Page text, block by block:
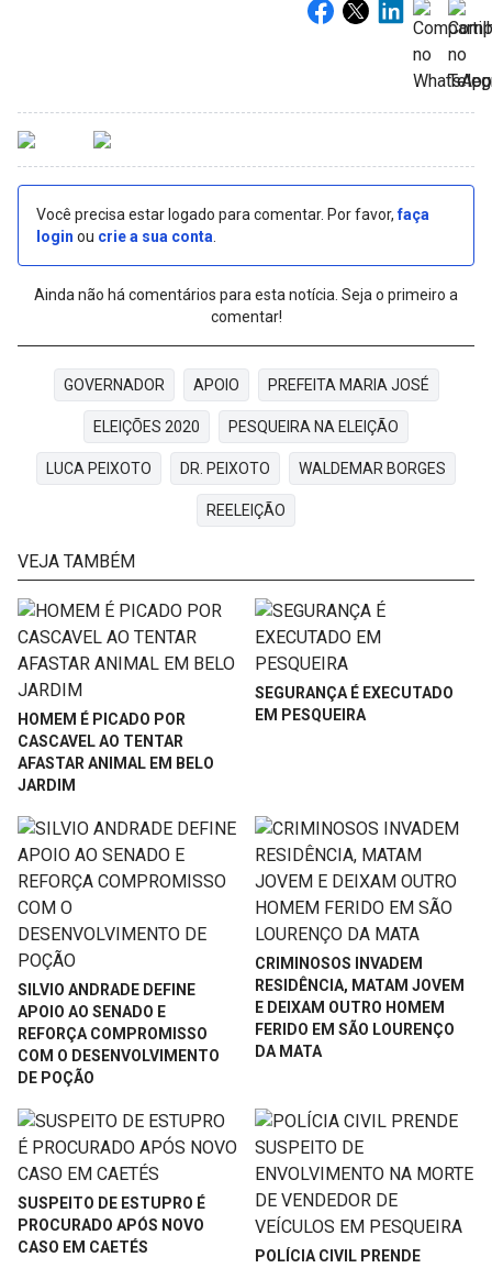
Você precisa estar logado para comentar. Por favor,faça
login ou crie a sua conta
Ainda não há comentários para esta notícia. Seja o primeiro a
comentar!
GOVERNADOR APOIO PREFEITA MARIA JOSÉ
ELEIÇÕES 2020 PESQUEIRA NA ELEIÇÃO
LUCA PEIXOTO DR. PEIXOTO WALDEMAR BORGES
REELEIÇÃO
VEJA TAMBÉM
HOMEM É PICADO POR
CASCAVEL AO TENTAR
AFASTAR ANIMAL EM BELO
JARDIM
SEGURANÇA É EXECUTADO
EM PESQUEIRA
SILVIO ANDRADE DEFINE
APOIO AO SENADO E
REFORÇA COMPROMISSO
COM O DESENVOLVIMENTO
DE POÇÃO
CRIMINOSOS INVADEM
RESIDÊNCIA, MATAM JOVEM
E DEIXAM OUTRO HOMEM
FERIDO EM SÃO LOURENÇO
DA MATA
SUSPEITO DE ESTUPRO É
PROCURADO APÓS NOVO
CASO EM CAETÉS
POLÍCIA CIVIL PRENDE